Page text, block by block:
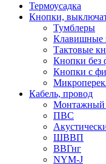
Термоусадка
Кнопки,
Тумблеры
Клавишные
Тактовые
Кнопки без
Кнопки с
Кабель, провод
ПВС
ШВВП
ВВГнг
NYM-J